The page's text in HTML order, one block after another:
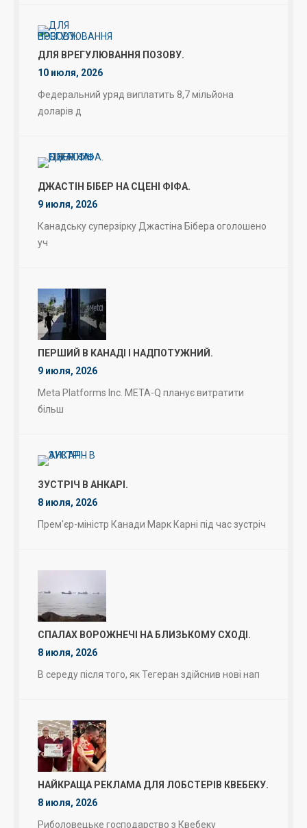
ДЛЯ ВРЕГУЛЮВАННЯ ПОЗОВУ.
10 июля, 2026
Федеральний уряд виплатить 8,7 мільйона
доларів д
ДЖАСТІН БІБЕР НА СЦЕНІ ФІФА.
9 июля, 2026
Канадську суперзірку Джастіна Бібера оголошено
уч
ПЕРШИЙ В КАНАДІ І НАДПОТУЖНИЙ.
9 июля, 2026
Meta Platforms Inc. META-Q планує витратити
більш
ЗУСТРІЧ В АНКАРІ.
8 июля, 2026
Прем'єр-міністр Канади Марк Карні під час зустріч
СПАЛАХ ВОРОЖНЕЧІ НА БЛИЗЬКОМУ СХОДІ.
8 июля, 2026
В середу після того, як Тегеран здійснив нові нап
НАЙКРАЩА РЕКЛАМА ДЛЯ ЛОБСТЕРІВ КВЕБЕКУ.
8 июля, 2026
Риболовецьке господарство з Квебеку